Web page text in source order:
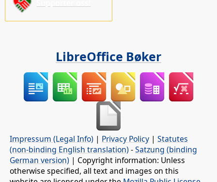
LibreOffice Bøker
Impressum (Legal Info) | Privacy Policy | Statutes
(non-binding English translation) -Satzung (binding
German version) | Copyright information: Unless
otherwise specified, all text and images on this